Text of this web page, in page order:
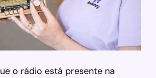
o rádio está presente na